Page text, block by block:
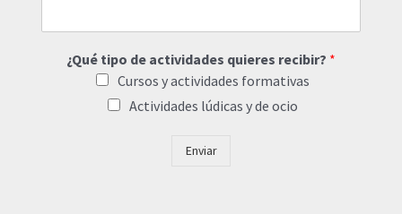
¿Qué tipo de actividades quieres recibir? *
Cursos y actividades formativas
Actividades lúdicas y de ocio
Enviar